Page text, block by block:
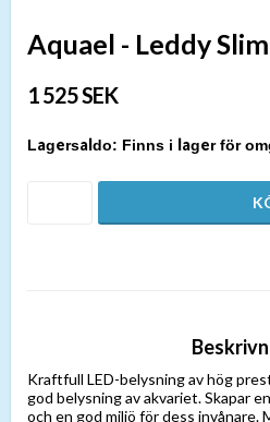
Aquael - Leddy
1 525 SEK
Finns i lager för
Kraftfull LED-belysning av hög
god belysning av akvariet. Skapar
och en god miljö för dess invånare.